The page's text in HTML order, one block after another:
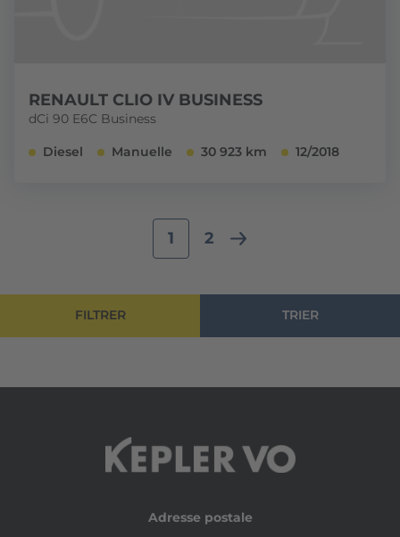
FILTRER TRIER
RENAULT CLIO IV BUSINESS
dCi 90 E6C Business
Diesel Manuelle 30 923 km 12/2018
1 2
Adresse postale